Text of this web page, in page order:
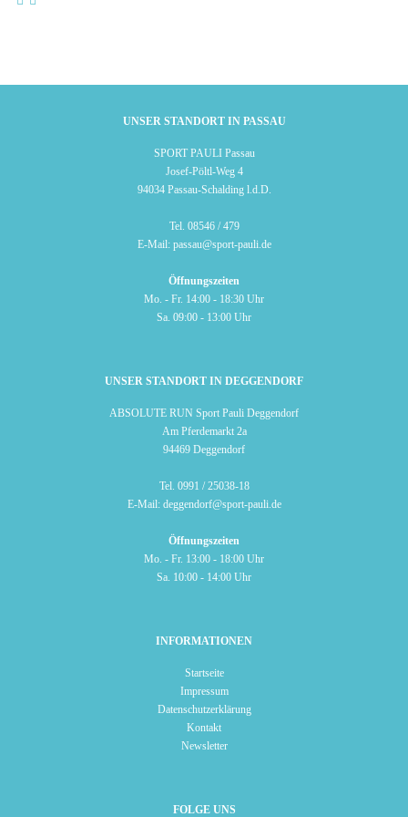
UNSER STANDORT IN PASSAU
SPORT PAULI Passau
Josef-Pöltl-Weg 4
94034 Passau-Schalding l.d.D.
Tel. 08546 / 479
E-Mail: passau@sport-pauli.de
Öffnungszeiten
Mo. - Fr. 14:00 - 18:30 Uhr
Sa. 09:00 - 13:00 Uhr
UNSER STANDORT IN DEGGENDORF
ABSOLUTE RUN Sport Pauli Deggendorf
Am Pferdemarkt 2a
94469 Deggendorf
Tel. 0991 / 25038-18
E-Mail: deggendorf@sport-pauli.de
Öffnungszeiten
Mo. - Fr. 13:00 - 18:00 Uhr
Sa. 10:00 - 14:00 Uhr
INFORMATIONEN
Startseite
Impressum
Datenschutzerklärung
Kontakt
Newsletter
FOLGE UNS